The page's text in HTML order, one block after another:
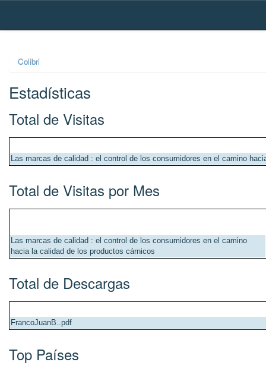
Skip
Colibri
Estadísticas
Total de Visitas
Las marcas de calidad : el control de los consumidores en el camino
Total de Visitas por Mes
Las marcas de calidad : el control de los consumidores en el camino
hacia la calidad de los productos cárnicos
Total de Descargas
FrancoJuanB..pdf
Top Países